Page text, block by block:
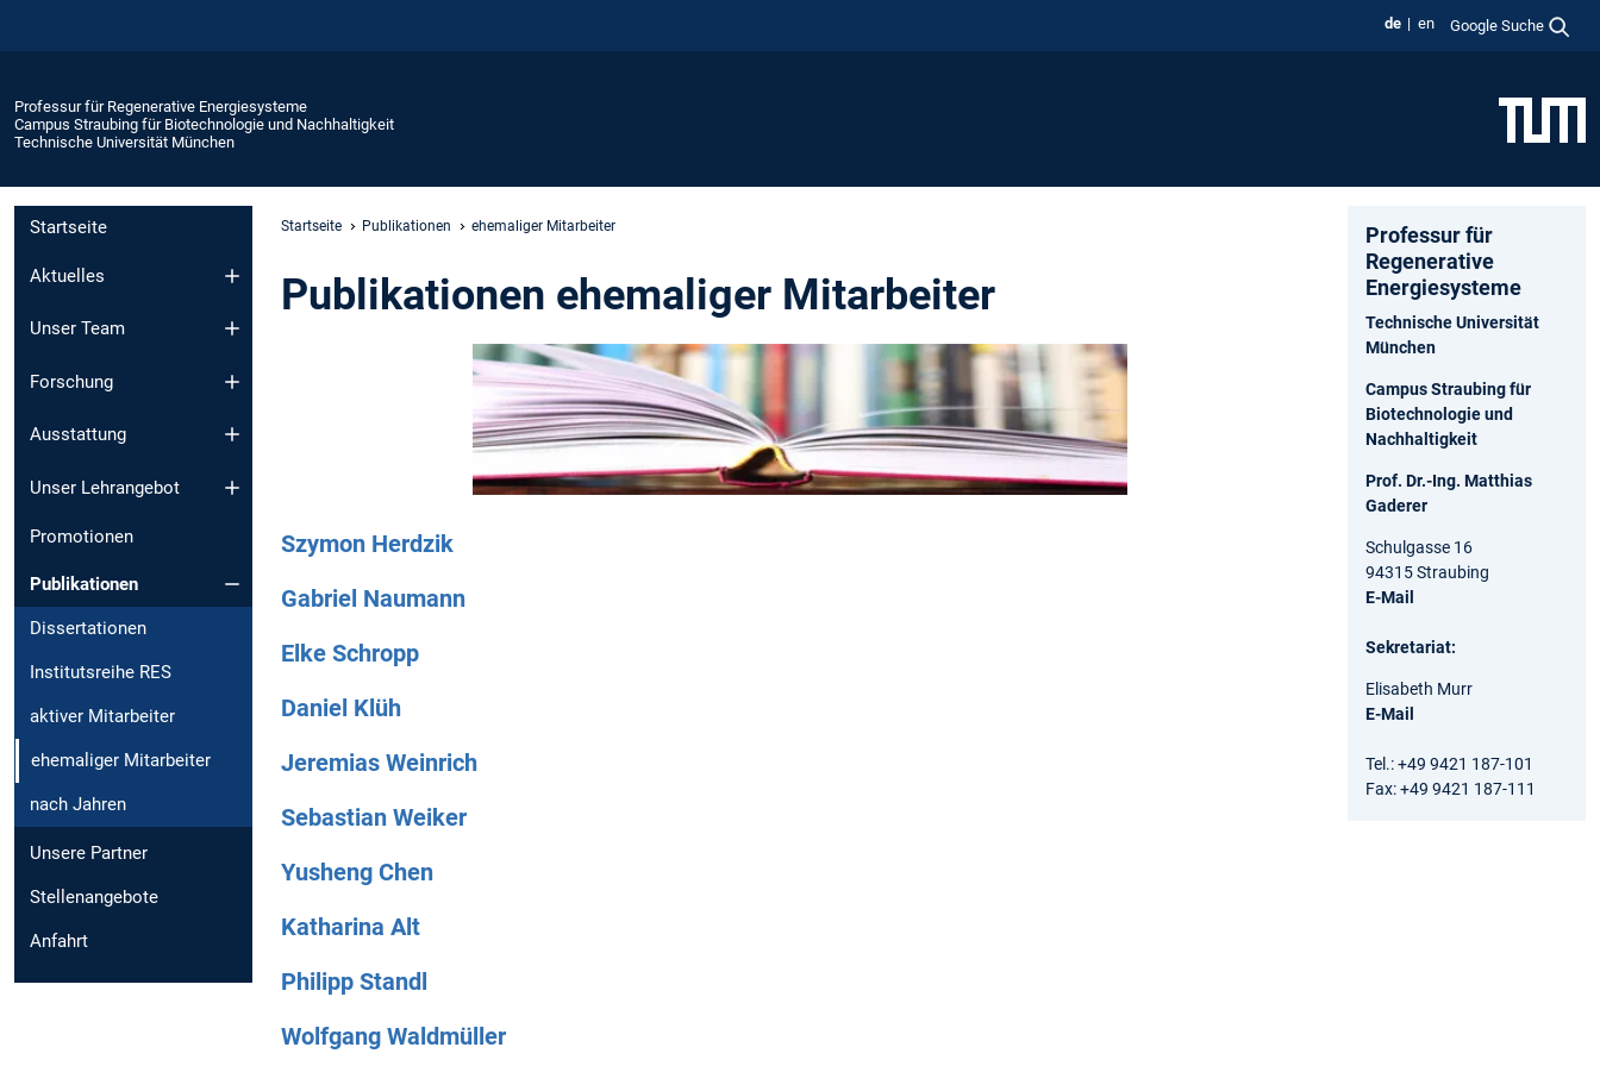
de en Google Suche
Professur für Regenerative Energiesysteme
Campus Straubing für Biotechnologie und Nachhaltigkeit
Technische Universität München
Startseite
Aktuelles
Unser Team
Forschung
Ausstattung
Unser Lehrangebot
Promotionen
Publikationen
Dissertationen
Institutsreihe RES
aktiver Mitarbeiter
ehemaliger Mitarbeiter
nach Jahren
Unsere Partner
Stellenangebote
Anfahrt
Startseite Publikationen ehemaliger Mitarbeiter
Publikationen ehemaliger Mitarbeiter
Szymon Herdzik
Gabriel Naumann
Elke Schropp
Daniel Klüh
Jeremias Weinrich
Sebastian Weiker
Yusheng Chen
Katharina Alt
Philipp Standl
Wolfgang Waldmüller
Professur für
Regenerative
Energiesysteme
Technische Universität
München
Campus Straubing für
Biotechnologie und
Nachhaltigkeit
Prof. Dr.-Ing. Matthias
Gaderer
Schulgasse 16
94315 Straubing
E-Mail
Sekretariat:
Elisabeth Murr
E-Mail
Tel.: +49 9421 187-101
Fax: +49 9421 187-111